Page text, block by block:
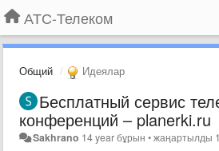
АТС-Телеком
Общий Идеялар
Бесплатный сервис
конференций – planerki.ru
Sakhrano 14 year бұрын •жаңартылды